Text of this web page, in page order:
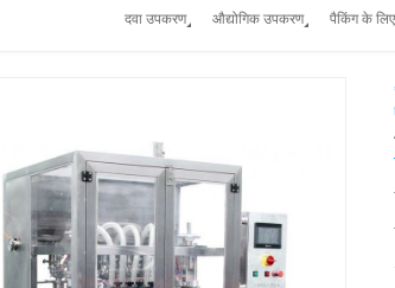
दवा उपकरण औद्योगिक उपकरण पैकिंग के